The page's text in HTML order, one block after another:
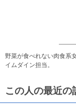
野菜が食べれない肉食系
イムダイン担当。
この人の最近の